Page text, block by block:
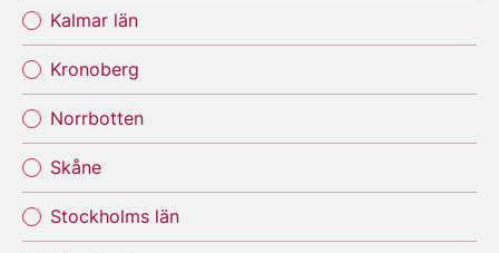
Kalmar län
Kronoberg
Norrbotten
Skåne
Stockholms län